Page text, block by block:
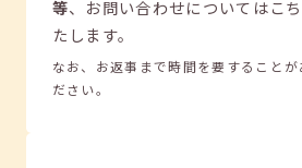
等、 お問い合わせについてはこ
たします。
なお、お返事まで時間を要することが
ださい。